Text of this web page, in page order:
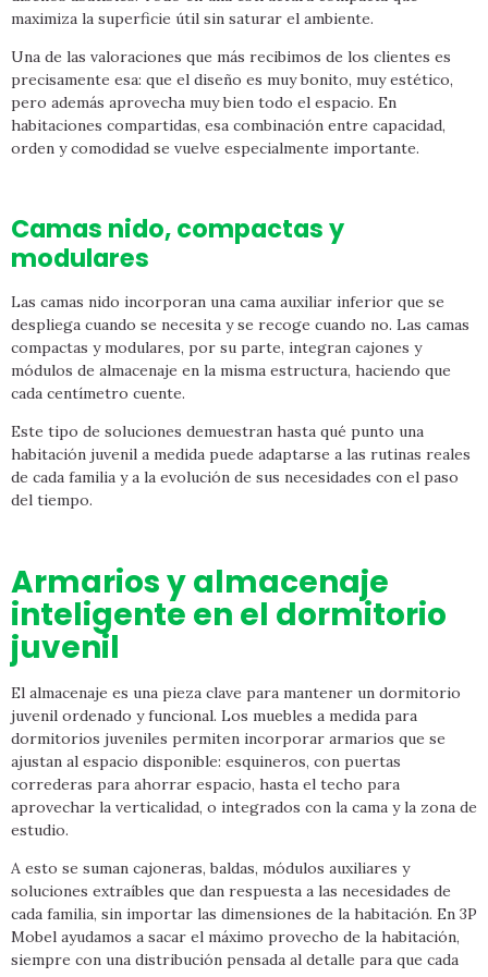
maximiza la superficie útil sin saturar el ambiente.
Una de las valoraciones que más recibimos de los clientes es
precisamente esa: que el diseño es muy bonito, muy estético,
pero además aprovecha muy bien todo el espacio. En
habitaciones compartidas, esa combinación entre capacidad,
orden y comodidad se vuelve especialmente importante.
Camas nido, compactas y
modulares
Las camas nido incorporan una cama auxiliar inferior que se
despliega cuando se necesita y se recoge cuando no. Las camas
compactas y modulares, por su parte, integran cajones y
módulos de almacenaje en la misma estructura, haciendo que
cada centímetro cuente.
Este tipo de soluciones demuestran hasta qué punto una
habitación juvenil a medida puede adaptarse a las rutinas reales
de cada familia y a la evolución de sus necesidades con el paso
del tiempo.
Armarios y almacenaje
inteligente en el dormitorio
juvenil
El almacenaje es una pieza clave para mantener un dormitorio
juvenil ordenado y funcional. Los muebles a medida para
dormitorios juveniles permiten incorporar armarios que se
ajustan al espacio disponible: esquineros, con puertas
correderas para ahorrar espacio, hasta el techo para
aprovechar la verticalidad, o integrados con la cama y la zona de
estudio.
A esto se suman cajoneras, baldas, módulos auxiliares y
soluciones extraíbles que dan respuesta a las necesidades de
cada familia, sin importar las dimensiones de la habitación. En 3P
Mobel ayudamos a sacar el máximo provecho de la habitación,
siempre con una distribución pensada al detalle para que cada